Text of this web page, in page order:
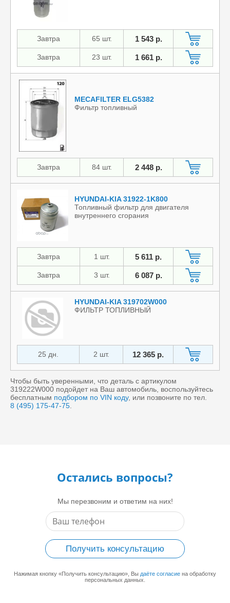
Завтра 65 шт. 1 543 р.
Завтра 23 шт. 1 661 р.
MECAFILTER ELG5382
Фильтр топливный
Завтра 84 шт. 2 448 р.
HYUNDAI-KIA 31922-1K800
Топливный фильтр для двигателя
внутреннего сгорания
Завтра 1 шт. 5 611 р.
Завтра 3 шт. 6 087 р.
HYUNDAI-KIA 319702W000
ФИЛЬТР ТОПЛИВНЫЙ
25 дн. 2 шт. 12 365 р.
Чтобы быть уверенными, что деталь с артикулом
319222W000 подойдет на Ваш автомобиль, воспользуйтесь
бесплатным подбором по VIN коду, или позвоните по тел.
8 (495) 175-47-75
Остались вопросы?
Мы перезвоним и ответим на них!
Получить консультацию
Нажимая кнопку «Получить консультацию», Вы даёте согласие на обработку
персональных данных.